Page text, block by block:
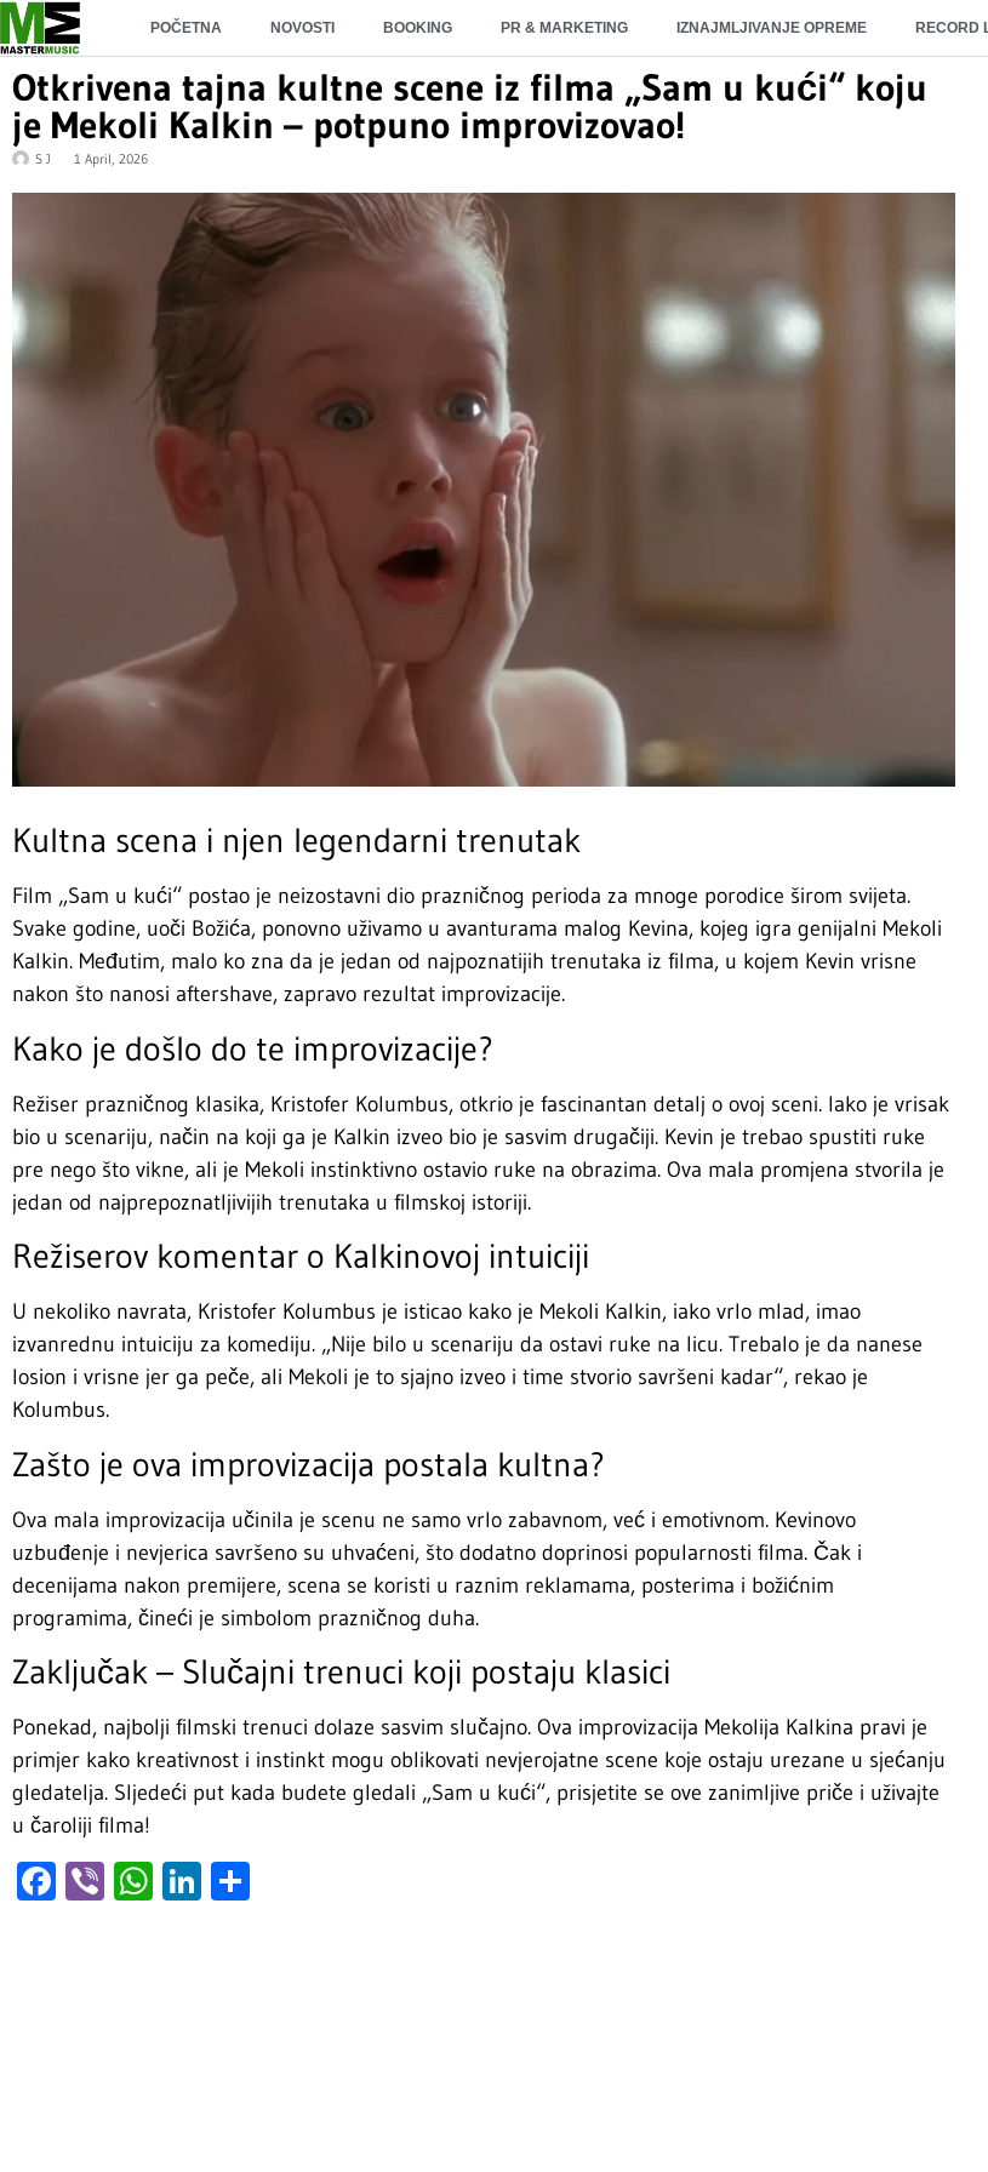
POČETNA NOVOSTI BOOKING PR & MARKETING IZNAJMLJIVANJE OPREME RECORD
Otkrivena tajna kultne scene iz filma „Sam u kući“ koju
je Mekoli Kalkin – potpuno improvizovao!
S J 1 April, 2026
Kultna scena i njen legendarni trenutak
Film „Sam u kući“ postao je neizostavni dio prazničnog perioda za mnoge porodice širom svijeta.
Svake godine, uoči Božića, ponovno uživamo u avanturama malog Kevina, kojeg igra genijalni Mekoli
Kalkin. Međutim, malo ko zna da je jedan od najpoznatijih trenutaka iz filma, u kojem Kevin vrisne
nakon što nanosi aftershave, zapravo rezultat improvizacije.
Kako je došlo do te improvizacije?
Režiser prazničnog klasika, Kristofer Kolumbus, otkrio je fascinantan detalj o ovoj sceni. Iako je vrisak
bio u scenariju, način na koji ga je Kalkin izveo bio je sasvim drugačiji. Kevin je trebao spustiti ruke
pre nego što vikne, ali je Mekoli instinktivno ostavio ruke na obrazima. Ova mala promjena stvorila je
jedan od najprepoznatljivijih trenutaka u filmskoj istoriji.
Režiserov komentar o Kalkinovoj intuiciji
U nekoliko navrata, Kristofer Kolumbus je isticao kako je Mekoli Kalkin, iako vrlo mlad, imao
izvanrednu intuiciju za komediju. „Nije bilo u scenariju da ostavi ruke na licu. Trebalo je da nanese
losion i vrisne jer ga peče, ali Mekoli je to sjajno izveo i time stvorio savršeni kadar“, rekao je
Kolumbus.
Zašto je ova improvizacija postala kultna?
Ova mala improvizacija učinila je scenu ne samo vrlo zabavnom, već i emotivnom. Kevinovo
uzbuđenje i nevjerica savršeno su uhvaćeni, što dodatno doprinosi popularnosti filma. Čak i
decenijama nakon premijere, scena se koristi u raznim reklamama, posterima i božićnim
programima, čineći je simbolom prazničnog duha.
Zaključak – Slučajni trenuci koji postaju klasici
Ponekad, najbolji filmski trenuci dolaze sasvim slučajno. Ova improvizacija Mekolija Kalkina pravi je
primjer kako kreativnost i instinkt mogu oblikovati nevjerojatne scene koje ostaju urezane u sjećanju
gledatelja. Sljedeći put kada budete gledali „Sam u kući“, prisjetite se ove zanimljive priče i uživajte
u čaroliji filma!
Facebook
ViberWhatsApp
LinkedIn